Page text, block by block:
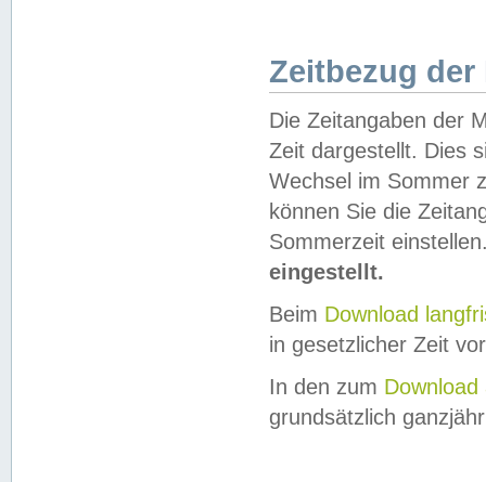
Zeitbezug der
Die Zeitangaben der
Zeit dargestellt. Dies
Wechsel im Sommer
können Sie die
Sommerzeit
eingestellt.
Beim Download
in gesetzlicher Zeit
In den zum Download
grundsätzlich